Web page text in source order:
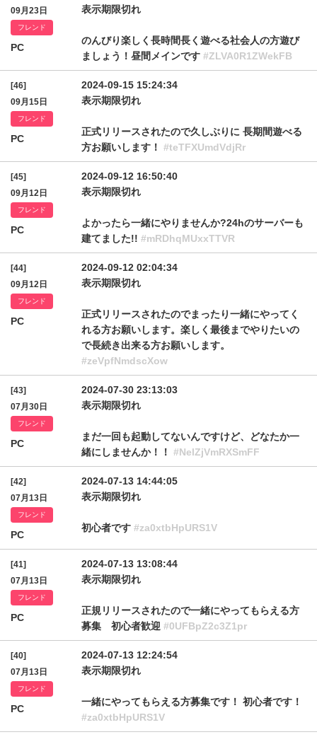
09月23日
フレンド
PC
表示期限切れ
のんびり楽しく長時間長く遊べる社会人の方遊び
ましょう！昼間メインです #ZLVA0R1ZWekFB
[46]
09月15日
フレンド
PC
2024-09-15 15:24:34
表示期限切れ
正式リリースされたので久しぶりに 長期間遊べる
方お願いします！ #teTFXUmdVdjRr
[45]
09月12日
フレンド
PC
2024-09-12 16:50:40
表示期限切れ
よかったら一緒にやりませんか?24hのサーバーも
建てました!! #mRDhqMUxxTTVR
[44]
09月12日
フレンド
PC
2024-09-12 02:04:34
表示期限切れ
正式リリースされたのでまったり一緒にやってく
れる方お願いします。楽しく最後までやりたいの
で長続き出来る方お願いします。
#zeVpfNmdscXow
[43]
07月30日
フレンド
PC
2024-07-30 23:13:03
表示期限切れ
まだ一回も起動してないんですけど、どなたか一
緒にしませんか！！ #NelZjVmRXSmFF
[42]
07月13日
フレンド
PC
2024-07-13 14:44:05
表示期限切れ
初心者です #za0xtbHpURS1V
[41]
07月13日
フレンド
PC
2024-07-13 13:08:44
表示期限切れ
正規リリースされたので一緒にやってもらえる方
募集 初心者歓迎 #0UFBpZ2c3Z1pr
[40]
07月13日
フレンド
PC
2024-07-13 12:24:54
表示期限切れ
一緒にやってもらえる方募集です！ 初心者です！
#za0xtbHpURS1V